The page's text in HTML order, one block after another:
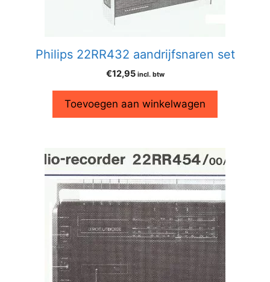
Philips 22RR432 aandrijfsnaren set
€12,95 incl. btw
Toevoegen aan winkelwagen